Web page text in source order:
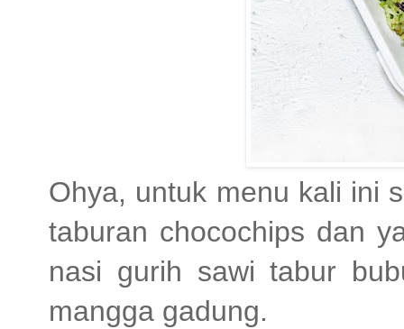
Ohya, untuk menu kali ini
taburan chocochips dan
nasi gurih sawi tabur
mangga gadung.